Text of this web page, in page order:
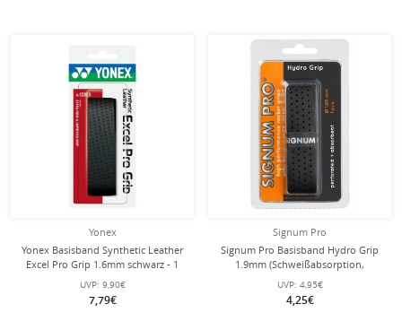
Yonex
Yonex Basisband Synthetic Leather
Excel Pro Grip 1.6mm schwarz - 1
Stück
UVP: 9,90€
7,79€
Signum Pro
Signum Pro Basisband Hydro Grip
1.9mm (Schweißabsorption,
perforiert) schwarz - 1 Stück
UVP: 4,95€
4,25€